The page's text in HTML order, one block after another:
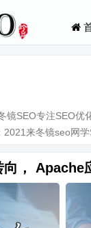
镜SEO专注SEO优
2021来冬镜seo网
向， Apache